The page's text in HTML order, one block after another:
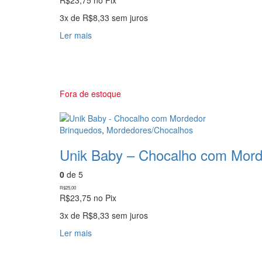
3x de R$8,33 sem juros
Ler mais
Fora de estoque
Brinquedos, Mordedores/Chocalhos
Unik Baby – Chocalho com
0 de 5
R$25,00
R$23,75 no Pix
3x de R$8,33 sem juros
Ler mais